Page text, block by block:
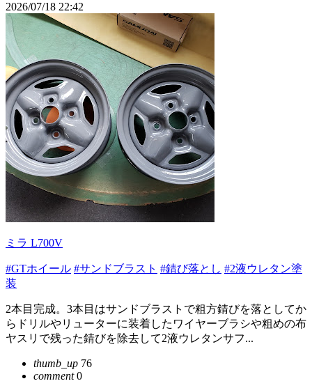
2026/07/18 22:42
ミラ L700V
#GTホイール #サンドブラスト #錆び落とし #2液ウレタン塗
装
2本目完成。3本目はサンドブラストで粗方錆びを落としてか
らドリルやリューターに装着したワイヤーブラシや粗めの布
ヤスリで残った錆びを除去して2液ウレタンサフ...
thumb_up 76
comment0